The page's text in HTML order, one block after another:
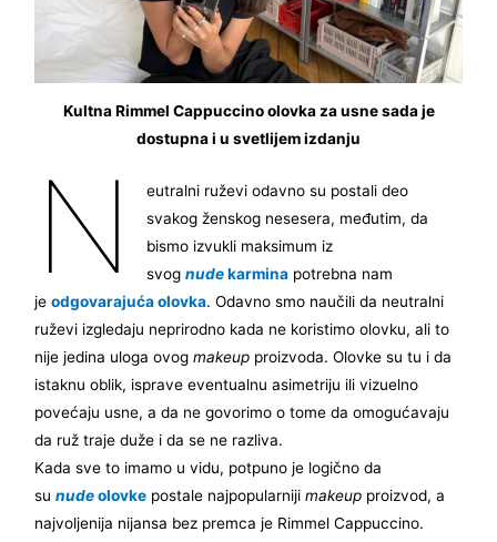
Kultna Rimmel Cappuccino olovka za usne sada je
dostupna i u svetlijem izdanju
N
eutralni ruževi odavno su postali deo
svakog ženskog nesesera, međutim, da
bismo izvukli maksimum iz
svog nudekarminapotrebna nam
jeodgovarajuća olovka. Odavno smo naučili da neutralni
ruževi izgledaju neprirodno kada ne koristimo olovku, ali to
nije jedina uloga ovogmakeup proizvoda. Olovke su tu i da
istaknu oblik, isprave eventualnu asimetriju ili vizuelno
povećaju usne, a da ne govorimo o tome da omogućavaju
da ruž traje duže i da se ne razliva.
Kada sve to imamo u vidu, potpuno je logično da
sunudeolovke postale najpopularnijimakeup proizvod, a
najvoljenija nijansa bez premca je Rimmel Cappuccino.